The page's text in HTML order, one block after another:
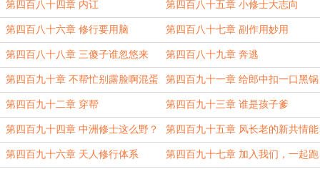
耐烦的
第四百八十四章 内讧 第四百八十五章 小修士大志向
第四百八十六章 修行要用脑 第四百八十七章 副作用妙用
第四百八十八章 三傻子谁忽悠来
的？
第四百八十九章 奔逃
第四百九十章 不帮忙别露脸啊混蛋 第四百九十一章 给郎中扣一口黑锅
第四百九十二章 穿帮 第四百九十三章 谁是孩子爹
第四百九十四章 中洲修士这么野？ 第四百九十五章 风长老的新共情能
力
第四百九十六章 天人修行体系 第四百九十七章 加入我们，一起跑